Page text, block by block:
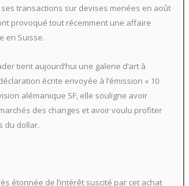
transactions sur devises menées en août
provoqué tout récemment une affaire
en Suisse.
tient aujourd’hui une galerie d’art à
écrite envoyée à l’émission « 10
alémanique SF, elle souligne avoir
des changes et avoir voulu profiter
du dollar.
étonnée de l’intérêt suscité par cet achat